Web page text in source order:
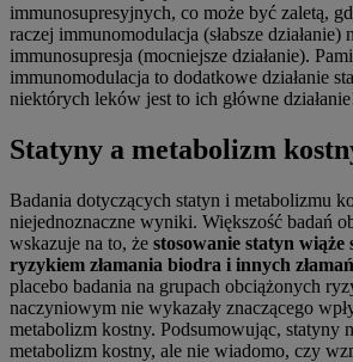
immunosupresyjnych, co może być zaletą,
raczej immunomodulacja (słabsze działanie)
immunosupresja (mocniejsze działanie).
immunomodulacja to dodatkowe działanie
niektórych leków jest to ich główne
Statyny a metabolizm
Badania dotyczących statyn i metabolizmu
niejednoznaczne wyniki. Większość badań
wskazuje na to, że stosowanie statyn wiąże
ryzykiem złamania biodra i innych
placebo badania na grupach obciążonych
naczyniowym nie wykazały znaczącego
metabolizm kostny. Podsumowując, statyny
metabolizm kostny, ale nie wiadomo, czy